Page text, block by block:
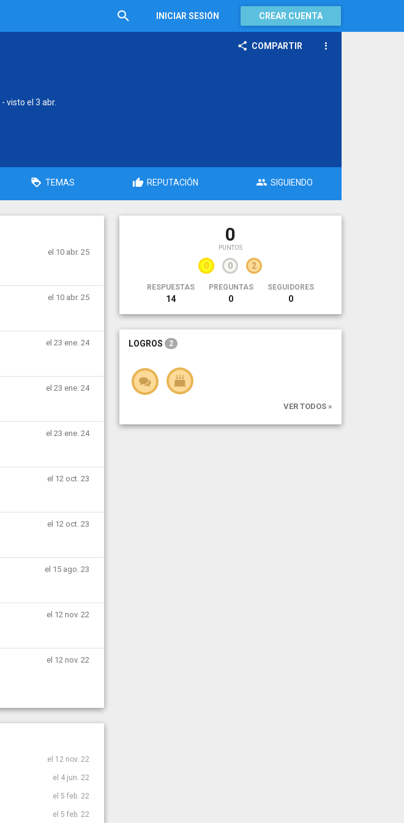
INICIAR SESIÓN CREAR CUENTA
COMPARTIR
- visto el 3 abr.
TEMAS REPUTACIÓN SIGUIENDO
el 10 abr. 25
el 10 abr. 25
el 23 ene. 24
el 23 ene. 24
el 23 ene. 24
el 12 oct. 23
el 12 oct. 23
el 15 ago. 23
el 12 nov. 22
el 12 nov. 22
el 12 nov. 22
el 4 jun. 22
el 5 feb. 22
el 5 feb. 22
0
PUNTOS
0 0 2
RESPUESTAS
14
PREGUNTAS
0
SEGUIDORES
0
LOGROS 2
VER TODOS »